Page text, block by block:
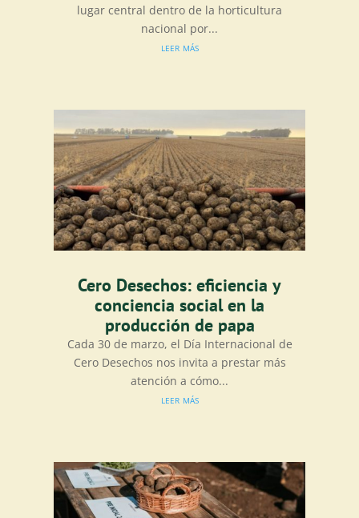
lugar central dentro de la horticultura
nacional por...
leer más
Cero Desechos: eficiencia y
conciencia social en la
producción de papa
Cada 30 de marzo, el Día Internacional de
Cero Desechos nos invita a prestar más
atención a cómo...
leer más